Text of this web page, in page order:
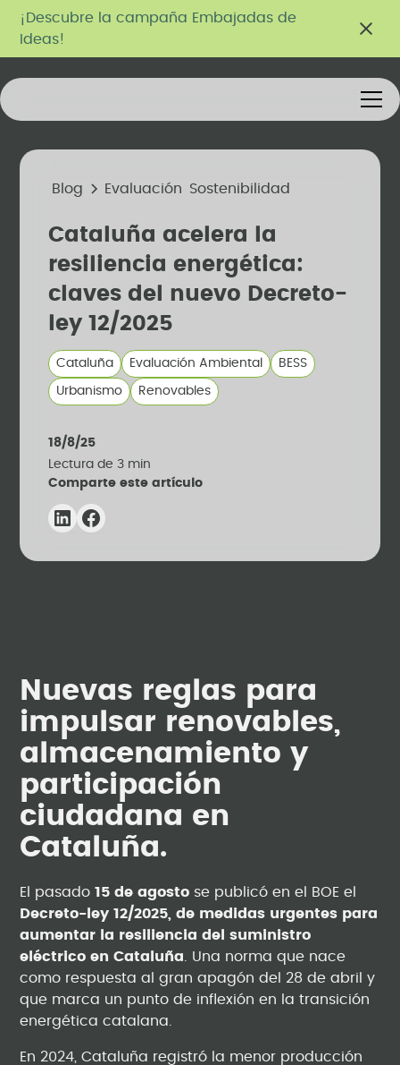
¡Descubre la campaña Embajadas de
Ideas!
Blog Evaluación Sostenibilidad
Cataluña acelera la
resiliencia energética:
claves del nuevo Decreto-
ley 12/2025
Cataluña Evaluación Ambiental BESS
Urbanismo Renovables
18/8/25
Lectura de 3 min
Comparte este artículo
Nuevas reglas para
impulsar renovables,
almacenamiento y
participación
ciudadana en
Cataluña.
El pasado15 de agosto se publicó en el BOE el
Decreto-ley 12/2025, de medidas urgentes para
aumentar la resiliencia del suministro
eléctrico en Cataluña . Una norma que nace
como respuesta al gran apagón del 28 de abril y
que marca un punto de inflexión en la transición
energética catalana.
En 2024, Cataluña registró la menor producción